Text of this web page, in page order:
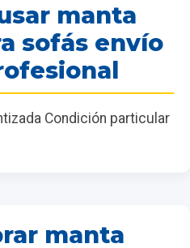
manta
sofás envío
Condición particular
manta